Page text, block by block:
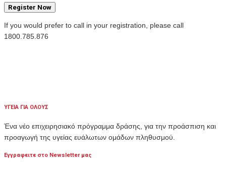
Register Now
If you would prefer to call in your registration, please call
1800.785.876
ΥΓΕΙΑ ΓΙΑ ΟΛΟΥΣ
Ένα νέο επιχειρησιακό πρόγραμμα δράσης, για την προάσπιση και
προαγωγή της υγείας ευάλωτων ομάδων πληθυσμού.
Εγγραφειτε στο Newsletter μας